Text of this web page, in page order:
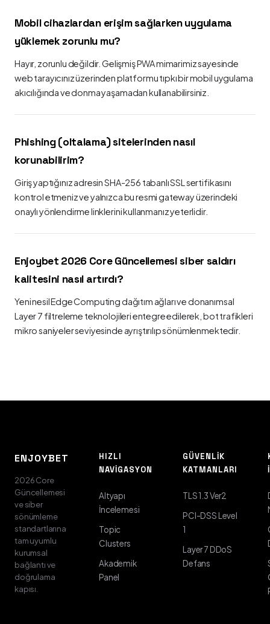
Mobil cihazlardan erişim sağlarken uygulama
yüklemek zorunlu mu?
Hayır, zorunlu değildir. Gelişmiş PWA mimarimiz sayesinde
web tarayıcınız üzerinden platformu tıpkı bir mobil uygulama
akıcılığında ve donma yaşamadan kullanabilirsiniz.
Phishing (oltalama) sitelerinden nasıl
korunabilirim?
Giriş yaptığınız adresin SHA-256 tabanlı SSL sertifikasını
kontrol etmeniz ve yalnızca bu resmi gateway üzerindeki
onaylı yönlendirme linklerini kullanmanız yeterlidir.
Enjoybet 2026 Core Güncellemesi siber saldırı
kalitesini nasıl artırdı?
Yeni nesil Edge Computing dağıtım ağları ve donanımsal
Layer 7 filtreleme teknolojileri entegre edilerek, bot trafikleri
mikro saniyeler seviyesinde ayrıştırılıp sönümlenmektedir.
ENJOYBET
2026 Core
Güncellemesi
ve siber
sönümleme
standartlarına
tam uyumlu
kurumsal
bağlantı ve
doğrulama
kapısı.
HIZLI
NAVIGASYON
Altyapı
İncelemesi
Topic
Clusters
Akademik
Panel
GÜVENLIK
KATMANLARI
TLS 1.3 Ver2
PCI-DSS Level
1
Layer 7 DDoS
Defans